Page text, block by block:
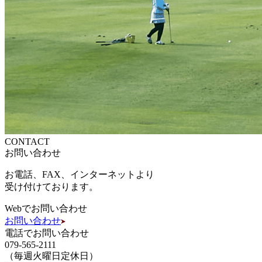
CONTACT
お問い合わせ
お電話、FAX、インターネットより
受け付けております。
Webでお問い合わせ
お問い合わせ
電話でお問い合わせ
079-565-2111
（毎週火曜日定休日）